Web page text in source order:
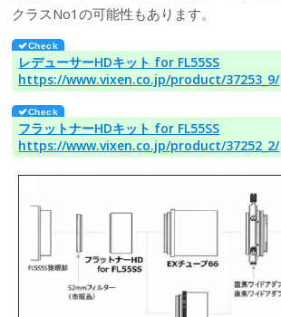
クラスNo1の可能性もあります。
レデューサーHDキット for FL55SS
https://www.vixen.co.jp/product/37253_9/
フラットナーHDキット for FL55SS
https://www.vixen.co.jp/product/37252_2/